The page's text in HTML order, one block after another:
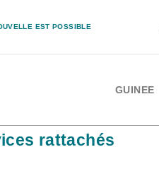
EST POSSIBLE
GUINEE
rattachés